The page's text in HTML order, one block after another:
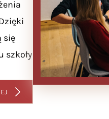
się
szkoły